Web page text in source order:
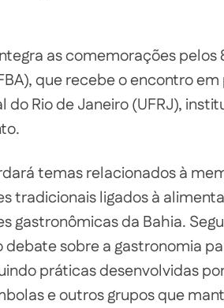
as comemorações pelos
que recebe o encontro
do Rio de Janeiro (UFRJ),
temas relacionados à
tradicionais ligados à
gastronômicas da Bahia.
sobre a gastronomia
práticas desenvolvidas
e outros grupos que